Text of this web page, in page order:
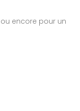
encore pour un